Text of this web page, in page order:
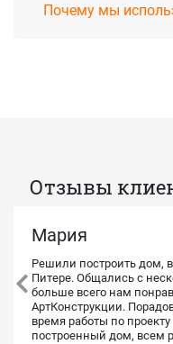
Почему мы
Отзывы
Мария
Решили построить дом,
Питере. Общались с
больше всего нам
АртКонструкции.
время работы по
построенный дом, всем